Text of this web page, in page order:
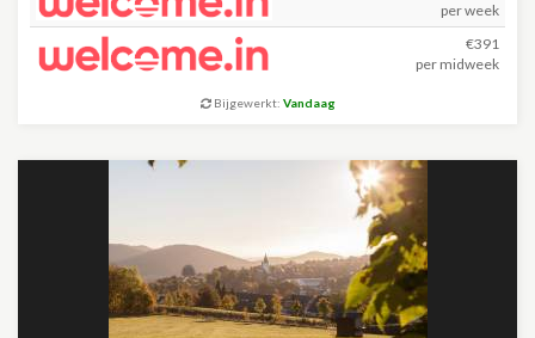
per week
€391
per midweek
Bijgewerkt: Vandaag